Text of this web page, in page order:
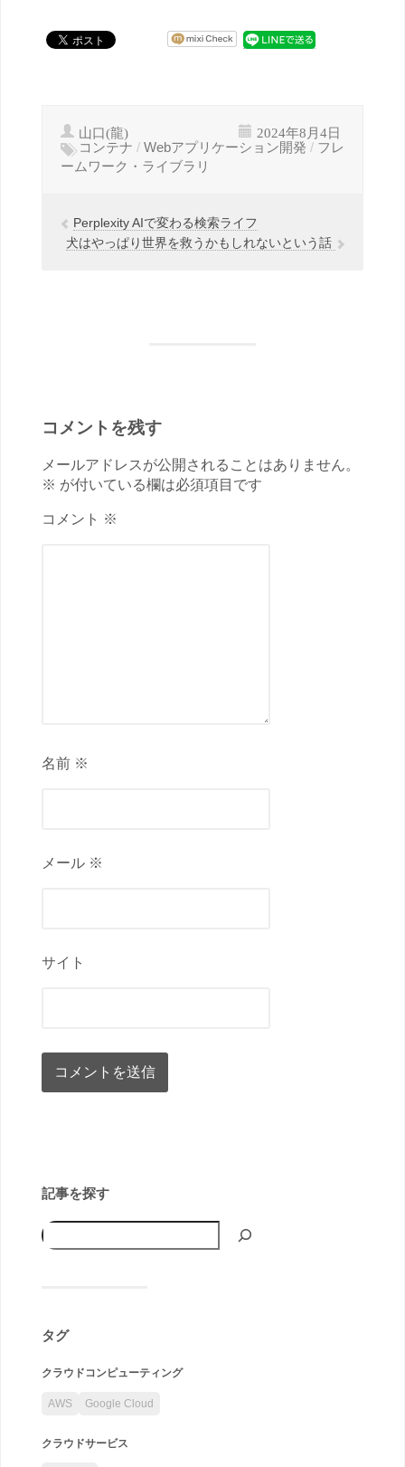
山口(龍) 2024年8月4日
コンテナ / Webアプリケーション開発 / フレ
ームワーク・ライブラリ
Perplexity AIで変わる検索ライフ
犬はやっぱり世界を救うかもしれないという話
コメントを残す
メールアドレスが公開されることはありません。
※ が付いている欄は必須項目です
コメント ※
名前 ※
メール ※
サイト
記事を探す
タグ
クラウドコンピューティング
AWS Google Cloud
クラウドサービス